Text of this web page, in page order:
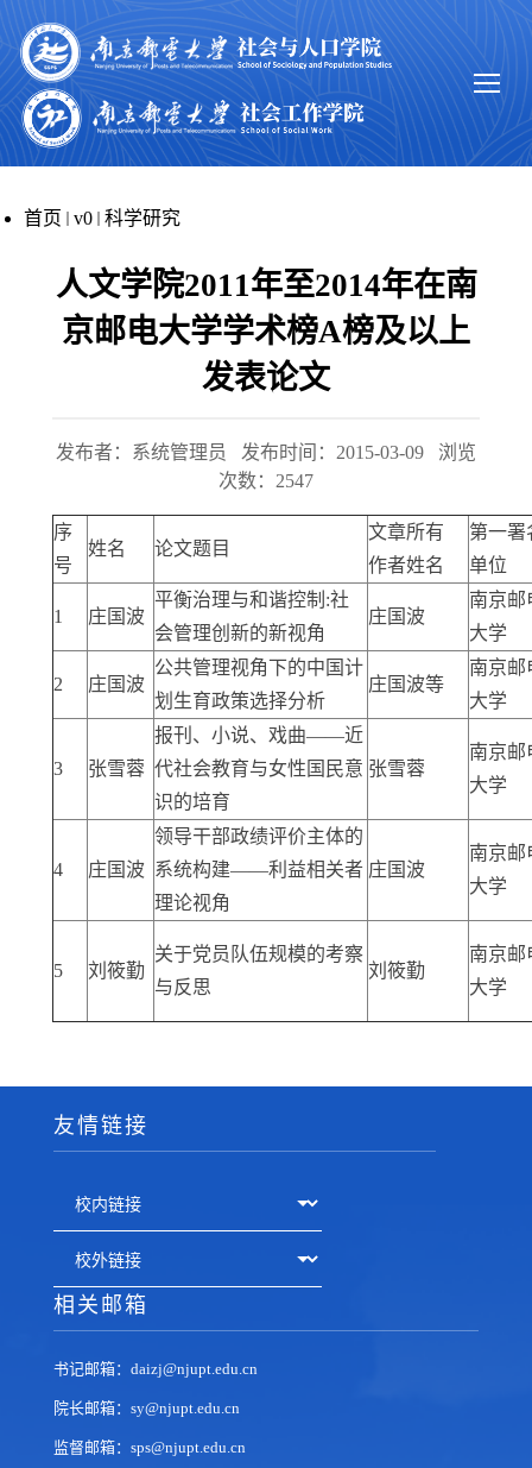
首页 v0 科学研究
人文学院2011年至2014年在南
京邮电大学学术榜A榜及以上
发表论文
发布者：系统管理员 发布时间：2015-03-09
浏览
次数： 2547
序
号
姓名 论文题目
文章所有
作者姓名
第一署
单位
1 庄国波
平衡治理与和谐控制 :社
会管理创新的新视角
庄国波
南京邮
大学
2 庄国波
公共管理视角下的中国计
划生育政策选择分析
庄国波等
南京邮
大学
3 张雪蓉
报刊、小说、戏曲——近
代社会教育与女性国民意
识的培育
张雪蓉
南京邮
大学
4 庄国波
领导干部政绩评价主体的
系统构建——利益相关者
理论视角
庄国波
南京邮
大学
5 刘筱勤
关于党员队伍规模的考察
与反思
刘筱勤
南京邮
大学
友情链接
相关邮箱
书记邮箱：daizj@njupt.edu.cn
院长邮箱：sy@njupt.edu.cn
监督邮箱：sps@njupt.edu.cn